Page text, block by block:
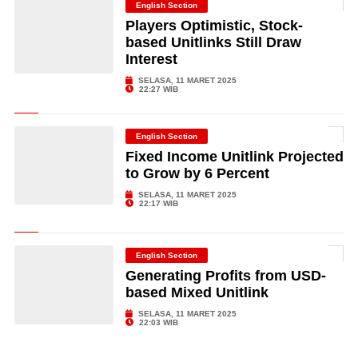
English Section
Players Optimistic, Stock-
based Unitlinks Still Draw
Interest
SELASA, 11 MARET 2025
22:27 WIB
English Section
Fixed Income Unitlink Projected
to Grow by 6 Percent
SELASA, 11 MARET 2025
22:17 WIB
English Section
Generating Profits from USD-
based Mixed Unitlink
SELASA, 11 MARET 2025
22:03 WIB